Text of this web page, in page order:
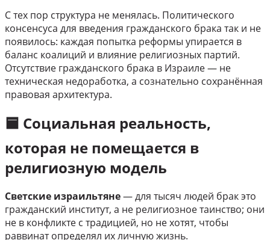
С тех пор структура не менялась. Политического
консенсуса для введения гражданского брака так и не
появилось: каждая попытка реформы упирается в
баланс коалиций и влияние религиозных партий.
Отсутствие гражданского брака в Израиле — не
техническая недоработка, а сознательно сохранённая
правовая архитектура.
🟦 Социальная реальность,
которая не помещается в
религиозную модель
Светские израильтяне— для тысяч людей брак это
гражданский институт, а не религиозное таинство; они
не в конфликте с традицией, но не хотят, чтобы
раввинат определял их личную жизнь.